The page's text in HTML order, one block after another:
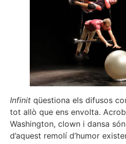
Infinit qüestiona els difusos
tot allò que ens envolta.
Washington, clown i dansa
d’aquest remolí d’humor